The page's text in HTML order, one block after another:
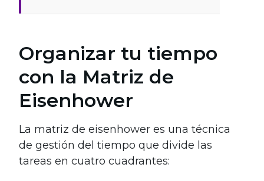
Organizar tu tiempo
con la Matriz de
Eisenhower
La matriz de eisenhower es una técnica
de gestión del tiempo que divide las
tareas en cuatro cuadrantes: